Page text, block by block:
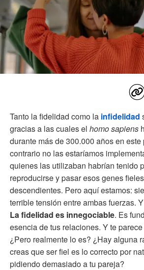
Tanto la fidelidad como la infidelidad
gracias a las cuales el homo sapiens
durante más de 300.000 años en
contrario no las estaríamos
quienes las utilizaban habrían tenido
reproducirse y pasar esos genes
descendientes. Pero aquí estamos:
terrible tensión entre ambas fuerzas.
La fidelidad es innegociable. Es
esencia de tus relaciones. Y te
¿Pero realmente lo es? ¿Hay alguna
creas que ser fiel es lo correcto por
pidiendo demasiado a tu pareja?